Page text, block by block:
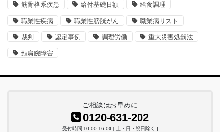
筋骨格系疾患 給付基礎日額 給食調理
職業性疾病 職業性膀胱がん 職業病リスト
裁判 認定事例 調理労働 重大災害処罰法
頸肩腕障害
ご相談はお早めに
0120-631-202
受付時間 10:00-16:00 [ 土・日・祝日除く ]